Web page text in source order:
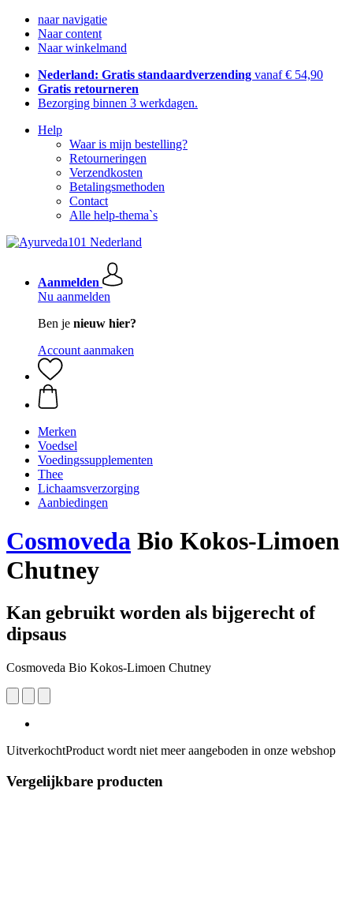
naar navigatie
Naar content
Naar winkelmand
Nederland: Gratis standaardverzending vanaf € 54,90
Gratis retourneren
Bezorging binnen 3 werkdagen.
Help
Waar is mijn bestelling?
Retourneringen
Verzendkosten
Betalingsmethoden
Contact
Alle help-thema`s
Aanmelden
Nu aanmelden
Ben je nieuw hier?
Account aanmaken
Merken
Voedsel
Voedingssupplementen
Thee
Lichaamsverzorging
Aanbiedingen
Cosmoveda Bio Kokos-Limoen
Chutney
Kan gebruikt worden als bijgerecht of
dipsaus
Cosmoveda Bio Kokos-Limoen Chutney
UitverkochtProduct wordt niet meer aangeboden in onze webshop
Vergelijkbare producten